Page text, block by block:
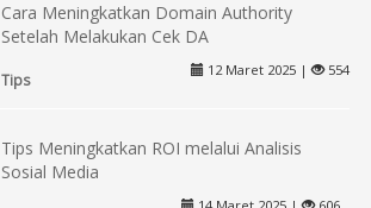
Cara Meningkatkan Domain Authority
Setelah Melakukan Cek DA
Tips
12 Maret 2025 | 554
Tips Meningkatkan ROI melalui Analisis
Sosial Media